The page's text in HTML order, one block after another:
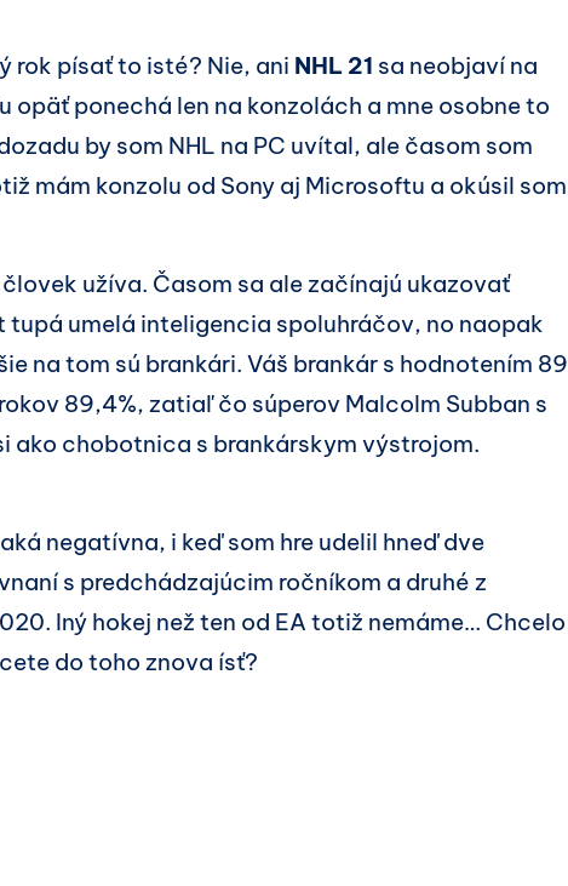
rok písať to isté? Nie, ani NHL 21 sa neobjaví na
opäť ponechá len na konzolách a mne osobne to
by som NHL na PC uvítal, ale časom som
mám konzolu od Sony aj Microsoftu a okúsil som
užíva. Časom sa ale začínajú ukazovať
umelá inteligencia spoluhráčov, no naopak
na tom sú brankári. Váš brankár s hodnotením 89
89,4%, zatiaľ čo súperov Malcolm Subban s
ako chobotnica s brankárskym výstrojom.
negatívna, i keď som hre udelil hneď dve
s predchádzajúcim ročníkom a druhé z
Iný hokej než ten od EA totiž nemáme… Chcelo
do toho znova ísť?